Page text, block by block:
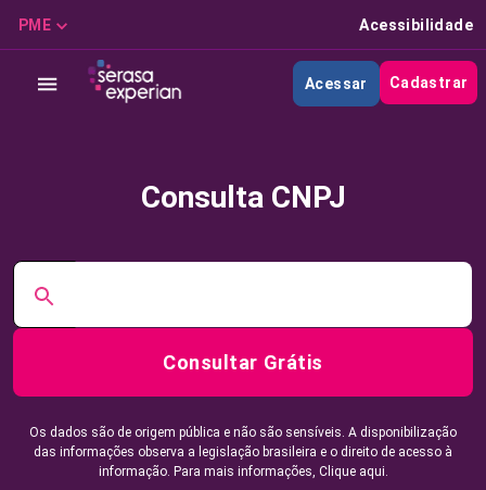
PME Acessibilidade
Acessar Cadastrar
Consulta CNPJ
Consultar Grátis
Os dados são de origem pública e não são sensíveis. A disponibilização
das informações observa a legislação brasileira e o direito de acesso à
informação. Para mais informações, Clique aqui.